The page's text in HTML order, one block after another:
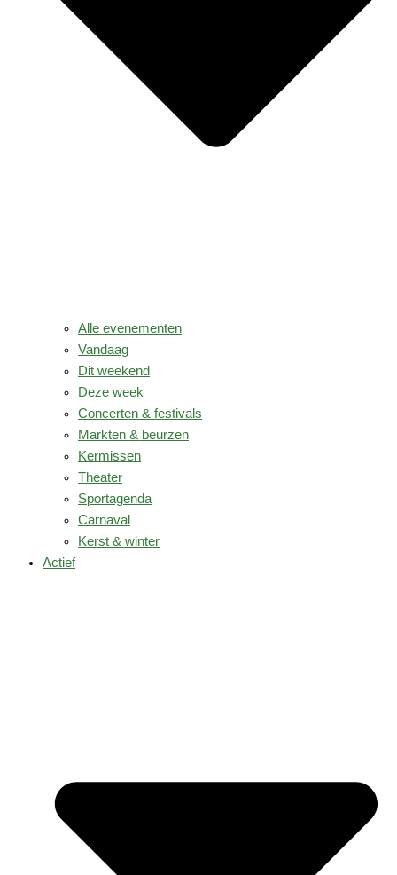
Alle evenementen
Vandaag
Dit weekend
Deze week
Concerten & festivals
Markten & beurzen
Kermissen
Theater
Sportagenda
Carnaval
Kerst & winter
Actief